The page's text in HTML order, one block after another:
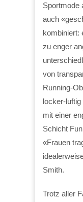
Sportmode
auch
kombiniert:
zu enger
von
Running-
locker-
mit einer
Schicht
«Frauen
Smith.
Trotz aller